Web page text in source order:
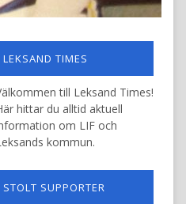
LEKSAND TIMES
till Leksand Times!
hittar du alltid aktuell
om LIF och
kommun.
STOLT SUPPORTER